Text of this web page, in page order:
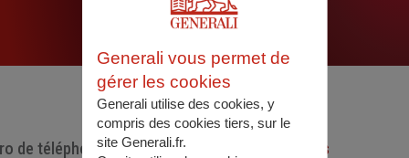
de téléphone utiles Documents utiles
Generali vous permet de
gérer les cookies
Generali utilise des cookies, y
compris des cookies tiers, sur le
site Generali.fr.